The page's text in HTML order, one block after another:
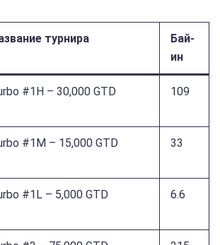
турнира
Бай-
ин
#1H – 30,000 GTD 109
#1M – 15,000 GTD 33
#1L – 5,000 GTD 6.6